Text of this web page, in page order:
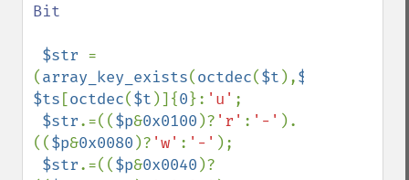
Bit
$str =
(array_key_exists(octdec($t ),$ts
$ts [octdec($t )]{0}: 'u' ;
$str.=(($p&0x0100 )? 'r' : '-' ).
(($p&0x0080 )? 'w' : '-' );
$str.=(($p&0x0040 )?